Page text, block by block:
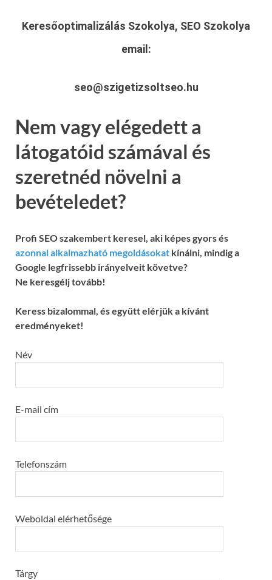
Keresőoptimalizálás Szokolya, SEO Szokolya
email:
seo@szigetizsoltseo.hu
Nem vagy elégedett a
látogatóid számával és
szeretnéd növelni a
bevételedet?
Profi SEO szakembert keresel, aki képes gyors és
azonnal alkalmazható megoldásokat kínálni, mindig a
Google legfrissebb irányelveit követve?
Ne keresgélj tovább!
Keress bizalommal, és együtt elérjük a kívánt
eredményeket!
Név
E-mail cím
Telefonszám
Weboldal elérhetősége
Tárgy